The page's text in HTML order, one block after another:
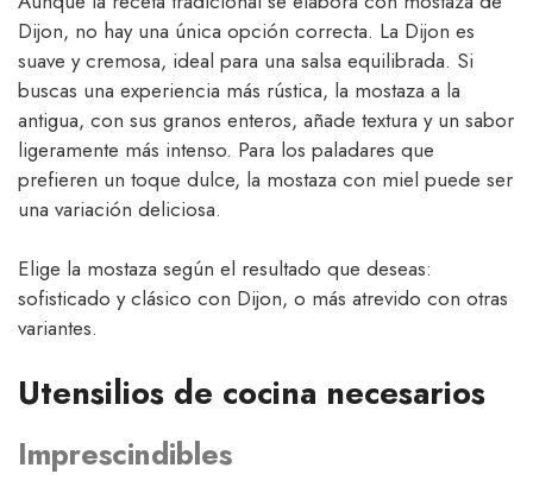
Dijon, no hay una única opción correcta. La Dijon es
suave y cremosa, ideal para una salsa equilibrada. Si
buscas una experiencia más rústica, la mostaza a la
antigua, con sus granos enteros, añade textura y un sabor
ligeramente más intenso. Para los paladares que
prefieren un toque dulce, la mostaza con miel puede ser
una variación deliciosa.
Elige la mostaza según el resultado que deseas:
sofisticado y clásico con Dijon, o más atrevido con otras
variantes.
Utensilios de cocina necesarios
Imprescindibles